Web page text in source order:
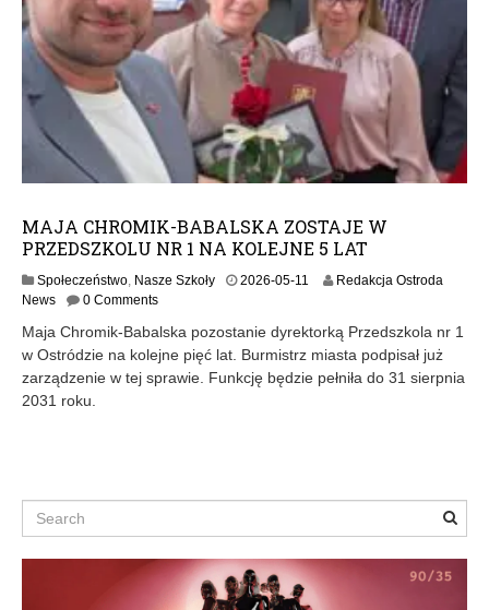
MAJA CHROMIK-BABALSKA ZOSTAJE W
PRZEDSZKOLU NR 1 NA KOLEJNE 5 LAT
Społeczeństwo Nasze Szkoły 2026-05-11
6
0
Redakcja Ostroda
News
0 Comments
Maja Chromik-Babalska pozostanie dyrektorką Przedszkola nr 1
w Ostródzie na kolejne pięć lat. Burmistrz miasta podpisał już
zarządzenie w tej sprawie. Funkcję będzie pełniła do 31 sierpnia
2031 roku.
Search